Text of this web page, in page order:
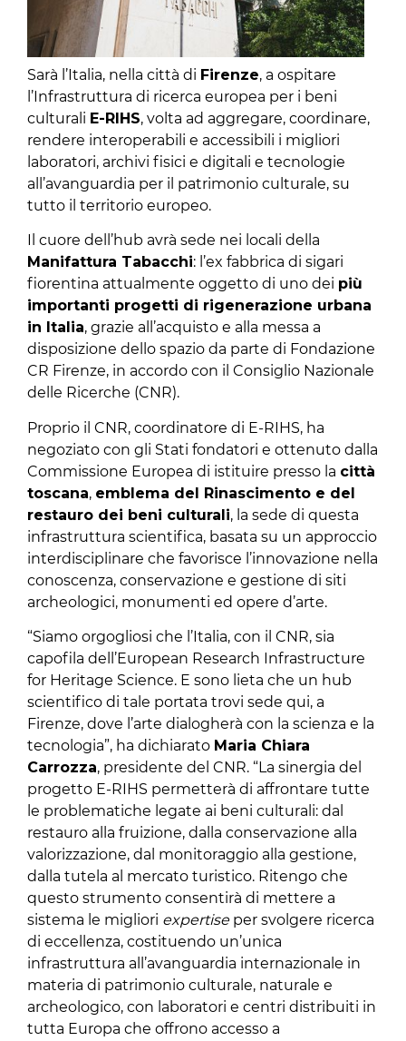
Sarà l’Italia, nella città di Firenze, a ospitare
l’Infrastruttura di ricerca europea per i beni
culturali E-RIHS, volta ad aggregare, coordinare,
rendere interoperabili e accessibili i migliori
laboratori, archivi fisici e digitali e tecnologie
all’avanguardia per il patrimonio culturale, su
tutto il territorio europeo.
Il cuore dell’hub avrà sede nei locali della
Manifattura Tabacchi: l’ex fabbrica di sigari
fiorentina attualmente oggetto di uno dei più
importanti progetti di rigenerazione urbana
in Italia, grazie all’acquisto e alla messa a
disposizione dello spazio da parte di Fondazione
CR Firenze, in accordo con il Consiglio Nazionale
delle Ricerche (CNR).
Proprio il CNR, coordinatore di E-RIHS, ha
negoziato con gli Stati fondatori e ottenuto dalla
Commissione Europea di istituire presso la città
toscana, emblema del Rinascimento e del
restauro dei beni culturali, la sede di questa
infrastruttura scientifica, basata su un approccio
interdisciplinare che favorisce l’innovazione nella
conoscenza, conservazione e gestione di siti
archeologici, monumenti ed opere d’arte.
“Siamo orgogliosi che l’Italia, con il CNR, sia
capofila dell’European Research Infrastructure
for Heritage Science. E sono lieta che un hub
scientifico di tale portata trovi sede qui, a
Firenze, dove l’arte dialogherà con la scienza e la
tecnologia”, ha dichiarato Maria Chiara
Carrozza, presidente del CNR. “La sinergia del
progetto E-RIHS permetterà di affrontare tutte
le problematiche legate ai beni culturali: dal
restauro alla fruizione, dalla conservazione alla
valorizzazione, dal monitoraggio alla gestione,
dalla tutela al mercato turistico. Ritengo che
questo strumento consentirà di mettere a
sistema le migliori expertise per svolgere ricerca
di eccellenza, costituendo un’unica
infrastruttura all’avanguardia internazionale in
materia di patrimonio culturale, naturale e
archeologico, con laboratori e centri distribuiti in
tutta Europa che offrono accesso a